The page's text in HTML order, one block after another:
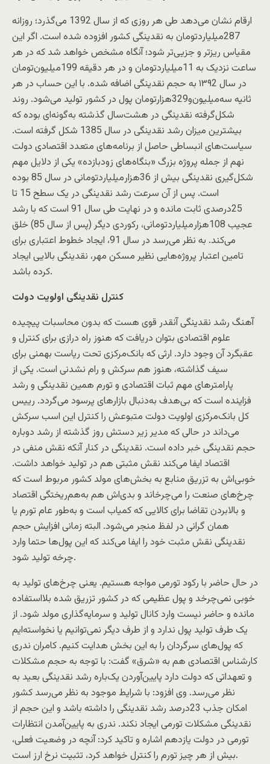
ارقام نشان می‌دهد طی هر روزی که از سال 1392 می‌گذرد؛ روزانه
287‌میلیاردتومان به نقدینگی کشور افزوده شده است. اگر این
مقیاس ریزتر و جزیی‌تر شود؛ آنگاه مشخص خواهد شد که در هر
ساعت نزدیک به 11‌میلیاردتومان و در هر دقیقه 199‌میلیون‌تومان
در سال ۱۳۹2 به حجم نقدینگی اضافه شده. با این حساب در هر
ثانیه سه‌میلیون‌و329‌هزارتومان پول در کشور تولید می‌شود. روند
شکل‌گرفته نقدینگی در هشت‌سال گذشته به‌گونه‌ای بوده که
بیشترین میزان رشد نقدینگی در سال 1385 شکل گرفته است.
سیاست‌های انبساطی حاصل از برنامه‌های متعدد اقتصادی دولت
نهم از جمله پروژه بزرگ «بنگاه‌های زودبازده» یکی از دلایل مهم
شکل‌گیری نقدینگی بیش از 36‌هزار‌میلیاردتومانی در سال 85 بوده
است. پس از آن سرعت رشد نقدینگی در یک سطح 15 تا
25‌درصدی ثابت مانده و در نهایت طی سال 91 است که با رشد
عجیب 108‌هزار‌میلیاردتومانی، رکوردی دیگر (پس از سال 85) خلق
می‌کند. به نظر می‌رسد در سال 91، ایجاد خطوط اعتباری برای
تامین اعتبار پروژه‌هایی نظیر مسکن مهر، نقدینگی بالایی ایجاد
کرده باشد.
کنترل نقدینگی اولویت دولت
آهنگ رشد نقدینگی آنقدر قوی هست که بدون محاسبات پیچیده
علوم اقتصادی بتوان دریافت که هنوز راه درازی برای کنترل و
عقبگرد آن وجود دارد. ارثی که بانک‌مرکزی تحت ریاست بهمنی برای
سیف گذاشته، هنوز هم سرکش و رام نشدنی است. یکی از
پارامترهای مهم ثبات اقتصادی و تورم همین نقدینگی و رشد
فزاینده است که بی‌هدف به‌دنبال بازارهای پرسود می‌گردد. رییس
کل بانک‌مرکزی اولویت دولت متبوعش را کنترل این اسب سرکش
می‌داند در حالی که مدیر زیر دستش روز گذشته از رشد دوباره
حجم نقدینگی خبر داده است. نقدینگی در کنار آنکه نقش منفی در
اقتصاد ایفا می‌کند نقش مثبتی هم در تولید خواهد داشت.
خوبی‌اش به تزریق منابع به بخش‌های مولد کشور مربوط است که
چرخ‌های صنعت را می‌چرخاند و بدی‌اش هم به‌هم‌ریختگی اقتصاد
و بالابردن تقاضا برای کالایی که کمیاب است و به‌طور عام تورم یا
همان گرانی در لفظ منجر می‌شود. البته زمانی افزایش حجم
نقدینگی نقش مثبت خود را ایفا می‌کند که این پول‌ها حتما وارد
چرخه تولید شود.
در حال حاضر با رکود تورمی مواجه هستیم. یعنی چرخ‌های تولید به
خوبی نمی‌چرخد و پول عظیمی که در کشور تزریق شده بلااستفاده
مانده و حاضر نیست وارد کانال تولید و سرمایه‌گذاری مولد شود. از
یک طرف تولید پول ندارد و از طرف دیگر نمی‌توانیم یا نخواسته‌ایم
که پول‌های سرگردان را به این بخش هدایت کنیم. کامران ندری
کارشناس اقتصادی هم به «شرق» گفت: با توجه به حجم مشکلات
و تعهداتی که دولت دارد پایین‌آوردن یک‌باره رشد نقدینگی بعید به
نظر می‌رسد. وی افزود: با شرایط موجود به نظر می‌رسد کشور
امکان جذب 23درصد رشد نقدینگی را داشته باشد و این حجم از
نقدینگی مشکلات تورمی ایجاد نکند. ندری به پایین‌آمدن انتظارات
تورمی در دولت یازدهم اشاره و تاکید کرد: آنچه در وضعیت فعلی،
بیش از هر چیز تورم را کنترل خواهد کرد، تثبیت نرخ ارز است.